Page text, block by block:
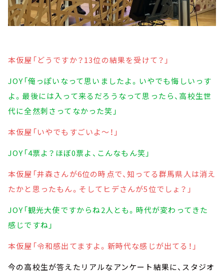
本仮屋「どうですか？13位の結果を受けて？」
JOY「俺っぽいなって思いましたよ。いやでも悔しいっす
よ。最後には入って来るだろうなって思ったら、高校生世
代に全然刺さってなかった笑」
本仮屋「いやでもすごいよ～！」
JOY「4票よ？ほぼ0票よ、こんなもん笑」
本仮屋「井森さんが6位の時点で、知ってる群馬県人は消え
たかと思ったもん。そしてヒデさんが5位でしょ？」
JOY「観光大使ですからね2人とも。時代が変わってきた
感じですね」
本仮屋「令和感出てますよ。新時代な感じが出てる！」
今の高校生が答えたリアルなアンケート結果に、スタジオ